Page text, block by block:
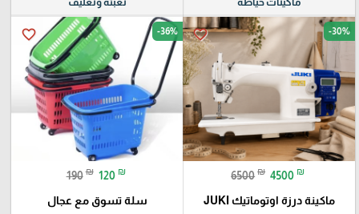
favorite_border -30%
6500 ₪ 4500 ₪
ماكينة درزة اوتوماتيك JUKI
favorite_border -36%
190 ₪ 120 ₪
سلة تسوق مع عجال